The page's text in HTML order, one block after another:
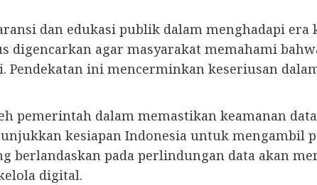
dan edukasi publik dalam menghadapi
digencarkan agar masyarakat memahami
ini mencerminkan keseriusan
pemerintah dalam memastikan keamanan
kesiapan Indonesia untuk mengambil
berlandaskan pada perlindungan data akan
digital.